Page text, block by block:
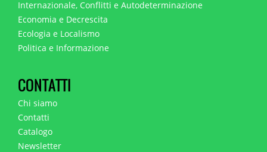
Internazionale, Conflitti e Autodeterminazione
Economia e Decrescita
Ecologia e Localismo
Politica e Informazione
CONTATTI
Chi siamo
Contatti
Catalogo
Newsletter